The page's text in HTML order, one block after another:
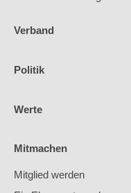
Verband
Politik
Werte
Mitmachen
Mitglied werden